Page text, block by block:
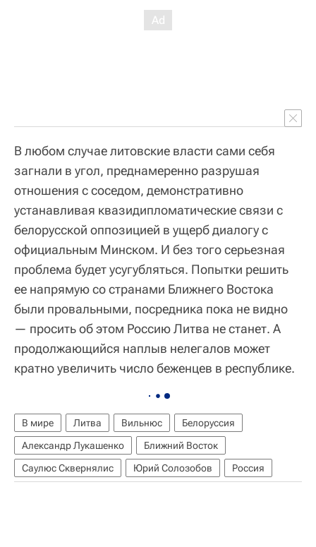
В любом случае литовские власти сами себя
загнали в угол, преднамеренно разрушая
отношения с соседом, демонстративно
устанавливая квазидипломатические связи с
белорусской оппозицией в ущерб диалогу с
официальным Минском. И без того серьезная
проблема будет усугубляться. Попытки решить
ее напрямую со странами Ближнего Востока
были провальными, посредника пока не видно
— просить об этом Россию Литва не станет. А
продолжающийся наплыв нелегалов может
кратно увеличить число беженцев в республике.
В мире Литва Вильнюс
Белоруссия
Александр Лукашенко
Ближний Восток
Саулюс Сквернялис
Юрий Солозобов Россия